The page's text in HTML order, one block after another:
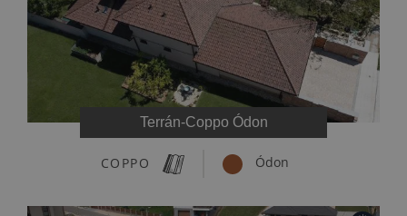
Terrán-Coppo Ódon
COPPO Ódon